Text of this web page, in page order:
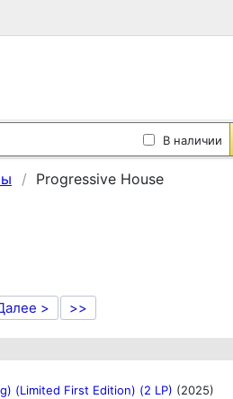
В наличии
Progressive House
> >>
(Limited First Edition) (2 LP) (2025)